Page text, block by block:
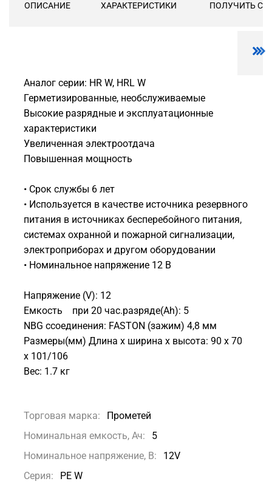
ОПИСАНИЕ ХАРАКТЕРИСТИКИ ПОЛУЧИТЬ
Аналог серии: HR W, HRL W
Герметизированные, необслуживаемые
Высокие разрядные и эксплуатационные
характеристики
Увеличенная электроотдача
Повышенная мощность
• Срок службы 6 лет
• Используется в качестве источника резервного
питания в источниках бесперебойного питания,
системах охранной и пожарной сигнализации,
электроприборах и другом оборудовании
• Номинальное напряжение 12 В
Напряжение (V): 12
Емкость при 20 час.разряде(Ah): 5
NBG cсоединения: FASTON (зажим) 4,8 мм
Размеры(мм) Длина х ширина х высота: 90 х 70
х 101/106
Вес: 1.7 кг
Торговая марка:
Прометей
Номинальная емкость, Ач:
5
Номинальное напряжение, В:
12V
Серия:
PE W